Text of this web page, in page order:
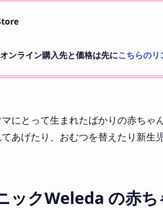
ンライン購入先と価格は先にこちらのリ
にとって生まれたばかりの赤ちゃ
あげたり、おむつを替えたり新生
ックWeleda の赤